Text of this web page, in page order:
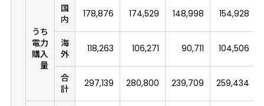
うち
電力
購入
量
国
内
178,876 174,529 148,998 154,928
海
外
118,263 106,271 90,711 104,506
合
計
297,139 280,800 239,709 259,434